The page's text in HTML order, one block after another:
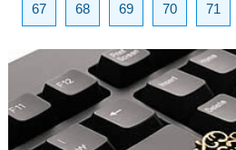
67 68 69 70 71